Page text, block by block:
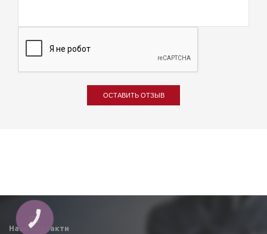
ОСТАВИТЬ ОТЗЫВ
Наші контакти